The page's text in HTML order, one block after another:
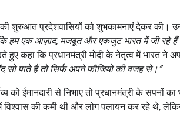
शुरुआत प्रदेशवासियों को शुभकामनाएं देकर की।
हम एक आज़ाद, मजबूत और एकजुट भारत में जी रहे
हुए कहा कि प्रधानमंत्री मोदी के नेतृत्व में भारत ने
सो पाते हैं तो सिर्फ अपने फौजियों की वजह से।”
को ईमानदारी से निभाए तो प्रधानमंत्री के सपनों
की कमी थी और लोग पलायन कर रहे थे,